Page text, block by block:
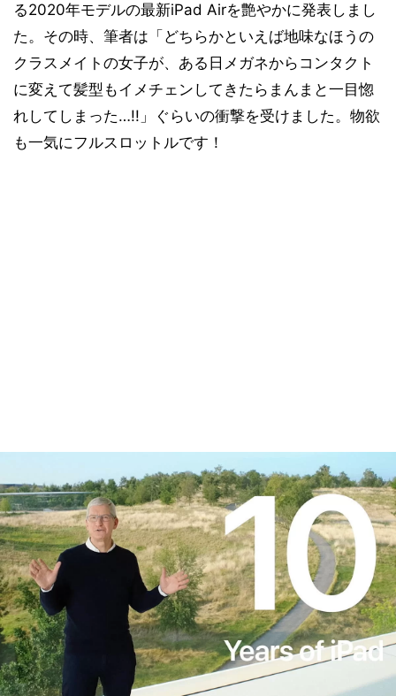
る2020年モデルの最新iPad Airを艶やかに発表しまし
た。その時、筆者は「どちらかといえば地味なほうの
クラスメイトの女子が、ある日メガネからコンタクト
に変えて髪型もイメチェンしてきたらまんまと一目惚
れしてしまった…!!」ぐらいの衝撃を受けました。物欲
も一気にフルスロットルです！